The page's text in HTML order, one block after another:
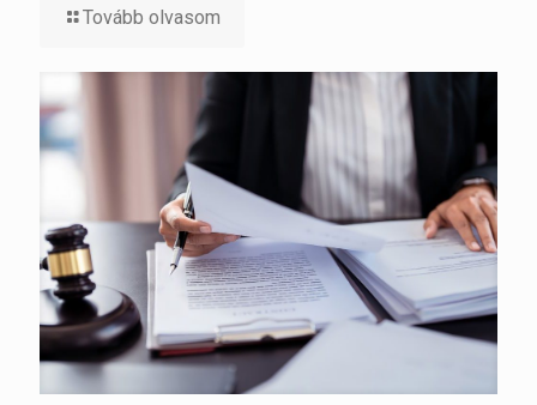
Tovább olvasom